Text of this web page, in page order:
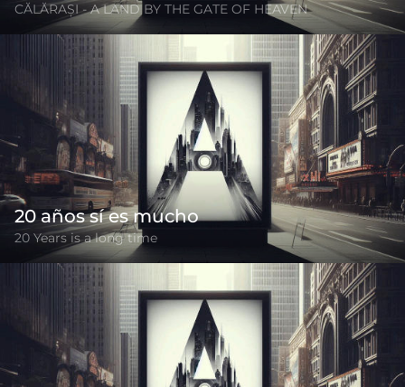
CĂLĂRAȘI - A LAND BY THE GATE OF HEAVEN
20 años sí es mucho
20 Years is a long time